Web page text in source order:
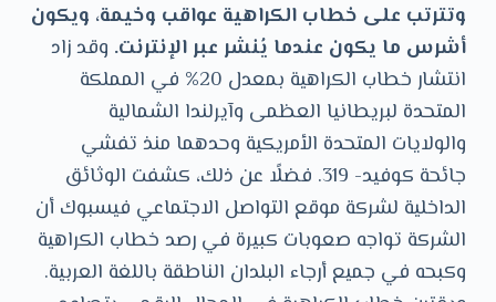
وتترتب على خطاب الكراهية عواقب وخيمة، ويكون
أشرس ما يكون عندما يُنشر عبر الإنترنت. وقد زاد
انتشار خطاب الكراهية بمعدل 20% في المملكة
المتحدة لبريطانيا العظمى وآيرلندا الشمالية
والولايات المتحدة الأمريكية وحدهما منذ تفشي
جائحة كوفيد- 319. فضلًا عن ذلك، كشفت الوثائق
الداخلية لشركة موقع التواصل الاجتماعي فيسبوك أن
الشركة تواجه صعوبات كبيرة في رصد خطاب الكراهية
وكبحه في جميع أرجاء البلدان الناطقة باللغة العربية.